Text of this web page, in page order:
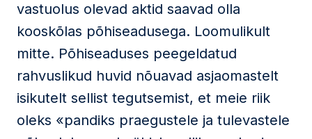
vastuolus olevad aktid saavad olla
kooskõlas põhiseadusega. Loomulikult
mitte. Põhiseaduses peegeldatud
rahvuslikud huvid nõuavad asjaomastelt
isikutelt sellist tegutsemist, et meie riik
oleks «pandiks praegustele ja tulevastele